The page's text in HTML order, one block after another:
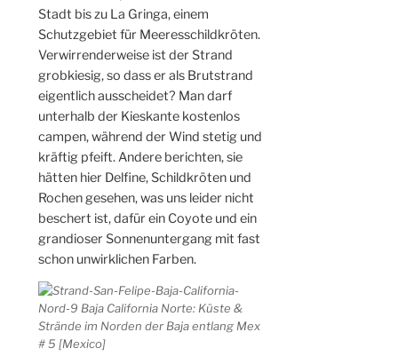
Stadt bis zu La Gringa, einem
Schutzgebiet für Meeresschildkröten.
Verwirrenderweise ist der Strand
grobkiesig, so dass er als Brutstrand
eigentlich ausscheidet? Man darf
unterhalb der Kieskante kostenlos
campen, während der Wind stetig und
kräftig pfeift. Andere berichten, sie
hätten hier Delfine, Schildkröten und
Rochen gesehen, was uns leider nicht
beschert ist, dafür ein Coyote und ein
grandioser Sonnenuntergang mit fast
schon unwirklichen Farben.